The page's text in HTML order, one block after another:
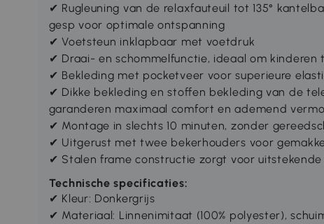
✔ Rugleuning van de relaxfauteuil tot 135°
gesp voor optimale ontspanning
✔ Voetsteun inklapbaar met voetdruk
✔ Draai- en schommelfunctie, ideaal om kinderen
✔ Bekleding met pocketveer voor superieure
✔ Dikke bekleding en stoffen bekleding van de
garanderen maximaal comfort en ademend
✔ Montage in slechts 10 minuten, zonder
✔ Uitgerust met twee bekerhouders voor
✔ Stalen frame constructie zorgt voor
Technische specificaties:
✔ Kleur: Donkergrijs
✔ Materiaal: Linnenimitaat (100% polyester),